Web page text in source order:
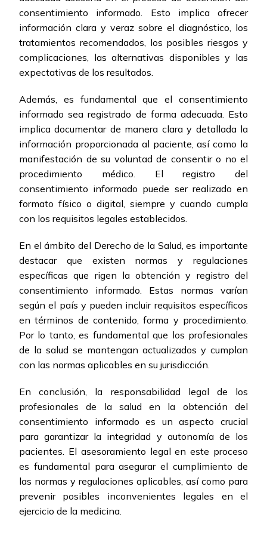
consentimiento informado. Esto implica ofrecer
información clara y veraz sobre el diagnóstico, los
tratamientos recomendados, los posibles riesgos y
complicaciones, las alternativas disponibles y las
expectativas de los resultados.
Además, es fundamental que el consentimiento
informado sea registrado de forma adecuada. Esto
implica documentar de manera clara y detallada la
información proporcionada al paciente, así como la
manifestación de su voluntad de consentir o no el
procedimiento médico. El registro del
consentimiento informado puede ser realizado en
formato físico o digital, siempre y cuando cumpla
con los requisitos legales establecidos.
En el ámbito del Derecho de la Salud, es importante
destacar que existen normas y regulaciones
específicas que rigen la obtención y registro del
consentimiento informado. Estas normas varían
según el país y pueden incluir requisitos específicos
en términos de contenido, forma y procedimiento.
Por lo tanto, es fundamental que los profesionales
de la salud se mantengan actualizados y cumplan
con las normas aplicables en su jurisdicción.
En conclusión, la responsabilidad legal de los
profesionales de la salud en la obtención del
consentimiento informado es un aspecto crucial
para garantizar la integridad y autonomía de los
pacientes. El asesoramiento legal en este proceso
es fundamental para asegurar el cumplimiento de
las normas y regulaciones aplicables, así como para
prevenir posibles inconvenientes legales en el
ejercicio de la medicina.